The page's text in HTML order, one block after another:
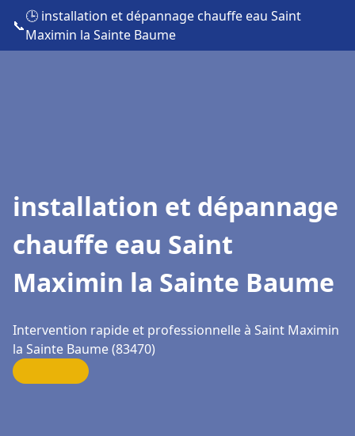
📞
🕒 installation et dépannage chauffe eau Saint
Maximin la Sainte Baume
installation et dépannage
chauffe eau Saint
Maximin la Sainte Baume
Intervention rapide et professionnelle à Saint Maximin
la Sainte Baume (83470)